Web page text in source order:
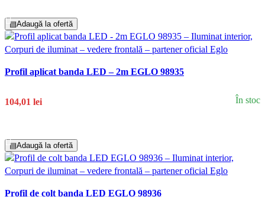
▤Adaugă la ofertă
Profil aplicat banda LED – 2m EGLO 98935
104,01 lei În stoc
▤Adaugă la ofertă
Profil de colt banda LED EGLO 98936